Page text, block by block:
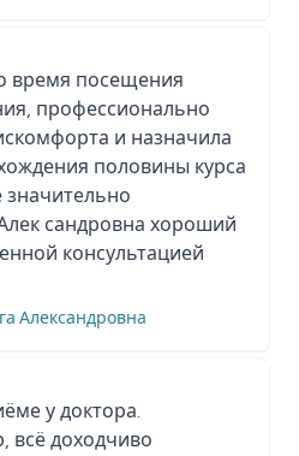
время посещения
профессионально
и назначила
половины курса
значительно
сандровна хороший
консультацией
Александровна
у доктора.
всё доходчиво